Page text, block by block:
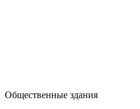
Общественные здания